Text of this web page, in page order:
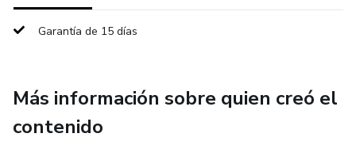
Garantía de 15 días
Más información sobre quien creó el
contenido